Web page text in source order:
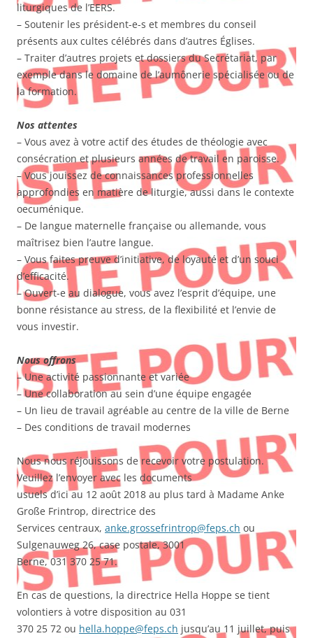
liturgiques de l’EERS.
– Soutenir les président-e-s et membres du conseil
présents aux cultes célébrés dans d’autres Églises.
– Traiter d’autres projets et dossiers du Secrétariat, par
exemple dans le domaine de l’aumônerie spécialisée ou de
la formation.
Nos attentes
– Vous avez à votre actif des études de théologie avec
consécration et plusieurs années de travail en paroisse.
– Vous jouissez de connaissances professionnelles
approfondies en matière de liturgie, aussi dans le contexte
oecuménique.
– De langue maternelle française ou allemande, vous
maîtrisez bien l’autre langue.
– Vous faites preuve d’initiative, de loyauté et d’un souci
d’efficacité.
– Ouvert-e au dialogue, vous avez l’esprit d’équipe, une
bonne résistance au stress, de la flexibilité et l’envie de
vous investir.
Nous offrons
– Une activité passionnante et variée
– Une collaboration au sein d’une équipe engagée
– Un lieu de travail agréable au centre de la ville de Berne
– Des conditions de travail modernes
Nous nous réjouissons de recevoir votre postulation.
Veuillez l’envoyer avec les documents
usuels d’ici au 12 août 2018 au plus tard à Madame Anke
Große Frintrop, directrice des
Services centraux, anke.grossefrintrop@feps.ch ou
Sulgenauweg 26, case postale, 3001
Berne, 031 370 25 71.
En cas de questions, la directrice Hella Hoppe se tient
volontiers à votre disposition au 031
370 25 72 ou hella.hoppe@feps.ch jusqu’au 11 juillet, puis